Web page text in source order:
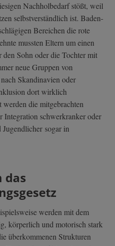
Nachholbedarf stößt, weil
selbstverständlich ist. Baden-
Bereichen die rote
mussten Eltern um einen
Sohn oder die Tochter mit
neue Gruppen von
Skandinavien oder
dort wirklich
die mitgebrachten
Integration schwerkranker oder
sogar in
das
werden mit dem
körperlich und motorisch stark
überkommenen Strukturen